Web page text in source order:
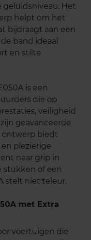
geluidsniveau. Het
helpt om het
bijdraagt aan een
band ideaal
en stilte
is een
die op
veiligheid
geavanceerde
ontwerp biedt
plezierige
naar grip in
stukken of een
stelt niet teleur.
met Extra
voertuigen die